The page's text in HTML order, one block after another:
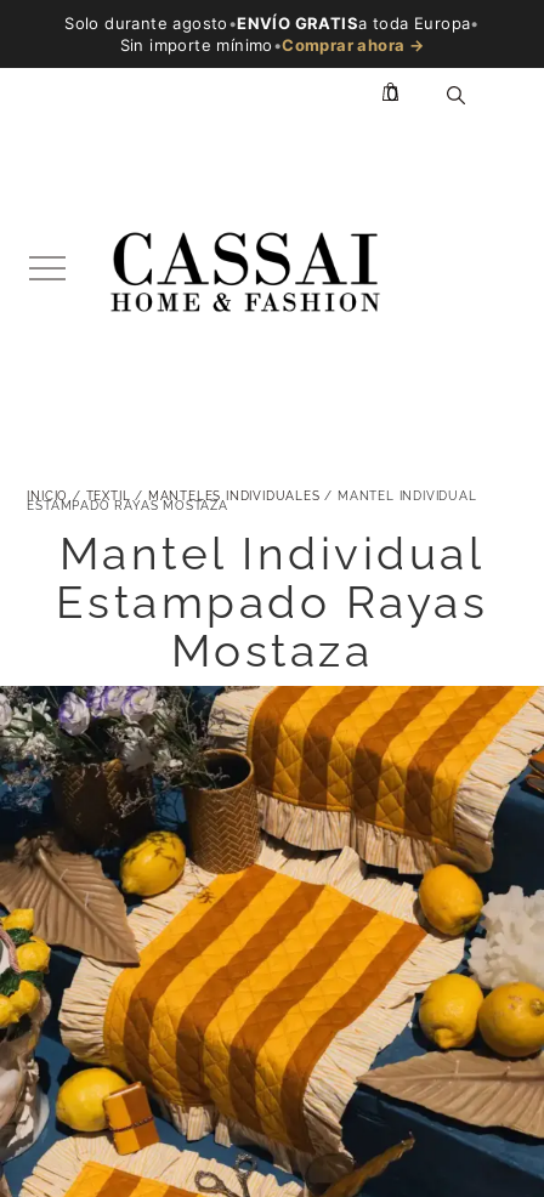
Solo durante agosto•ENVÍO GRATISa toda Europa•
Sin importe mínimo•Comprar ahora →
0
INICIO / TEXTIL / MANTELES INDIVIDUALES / MANTEL INDIVIDUAL
ESTAMPADO RAYAS MOSTAZA
Mantel Individual
Estampado Rayas
Mostaza